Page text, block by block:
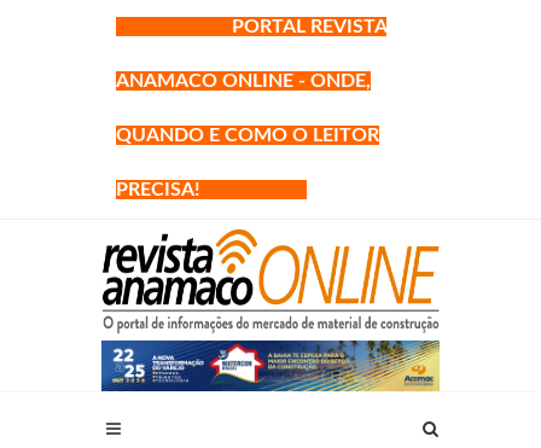
PORTAL REVISTA
ANAMACO ONLINE - ONDE,
QUANDO E COMO O LEITOR
PRECISA!